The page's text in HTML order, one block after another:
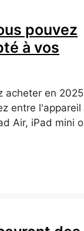
pouvez
à vos
acheter en 2025
entre l'appareil
Air, iPad mini